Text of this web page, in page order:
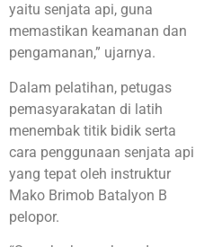
yaitu senjata api, guna
memastikan keamanan dan
pengamanan,” ujarnya.
Dalam pelatihan, petugas
pemasyarakatan di latih
menembak titik bidik serta
cara penggunaan senjata api
yang tepat oleh instruktur
Mako Brimob Batalyon B
pelopor.